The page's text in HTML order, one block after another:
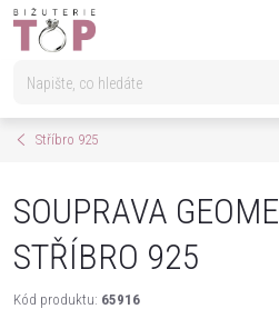
Přejít
Stříbro 925
SOUPRAVA
STŘÍBRO 925
Kód produktu: 65916